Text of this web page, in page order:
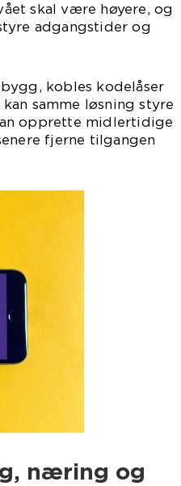
skal være høyere, og
adgangstider og
kobles kodelåser
samme løsning styre
opprette midlertidige
fjerne tilgangen
næring og